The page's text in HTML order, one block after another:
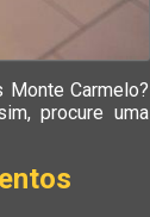
Carmelo?
procure uma